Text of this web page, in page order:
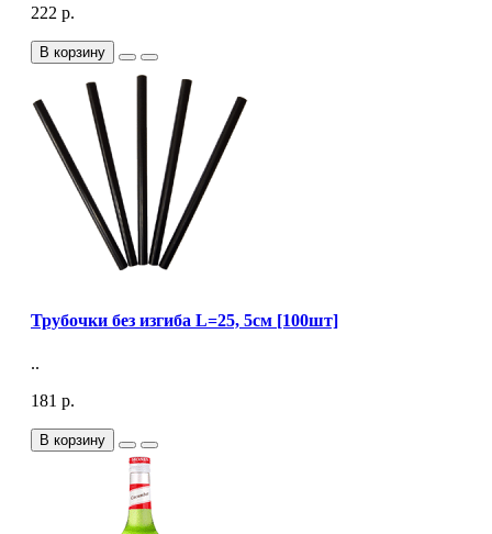
222 р.
В корзину
Трубочки без изгиба L=25, 5см [100шт]
..
181 р.
В корзину